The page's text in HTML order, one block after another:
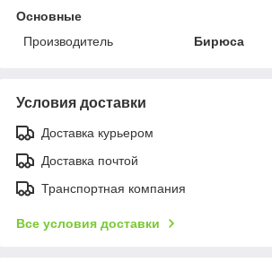
Основные
Производитель
Бирюса
Условия доставки
Доставка курьером
Доставка почтой
Транспортная компания
Все условия доставки